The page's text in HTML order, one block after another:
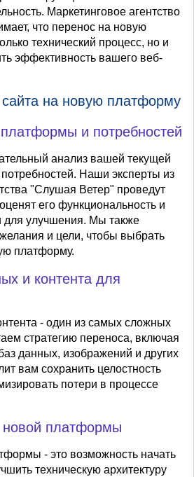
Маркетинговое агентство
что перенос на новую
технический процесс, но и
эффективность вашего веб-
на новую платформу
и потребностей
анализ вашей текущей
Наши эксперты из
"Слушая Ветер" проведут
его функциональность и
для улучшения. Мы также
и цели, чтобы выбрать
платформу.
и контента для
- один из самых сложных
стратегию переноса, включая
данных, изображений и других
вам сохранить целостность
потери в процессе
новой платформы
- это возможность начать
техническую архитектуру